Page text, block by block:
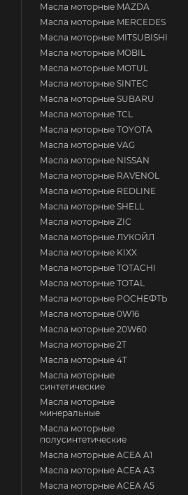
Масла моторные MAZDA
Масла моторные MERCEDES
Масла моторные MITSUBISHI
Масла моторные MOBIL
Масла моторные MOTUL
Масла моторные SINTEC
Масла моторные SUBARU
Масла моторные TCL
Масла моторные TOYOTA
Масла моторные VAG
Масла моторные NISSAN
Масла моторные RAVENOL
Масла моторные REDLINE
Масла моторные SHELL
Масла моторные ZIC
Масла моторные ЛУКОЙЛ
Масла моторные KIXX
Масла моторные TOTACHI
Масла моторные TOTAL
Масла моторные РОСНЕФТЬ
Масла моторные 0W16
Масла моторные 20W60
Масла моторные 2T
Масла моторные 4T
Масла моторные
синтетические
Масла моторные
минеральные
Масла моторные
полусинтетические
Масла моторные ACEA A1
Масла моторные ACEA A3
Масла моторные ACEA A5